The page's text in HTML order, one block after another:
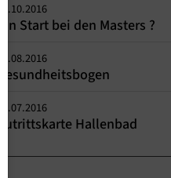
01.10.2016
Ein Start bei den Masters ?
01.08.2016
Gesundheitsbogen
01.07.2016
Zutrittskarte Hallenbad